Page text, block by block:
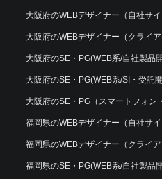
大阪府のWEBデザイナー（自社サ
大阪府のWEBデザイナー（クライ
大阪府のSE・PG(WEB系/自社製品
大阪府のSE・PG(WEB系/SI・受託
大阪府のSE・PG（スマートフォン
福岡県のWEBデザイナー（自社サ
福岡県のWEBデザイナー（クライ
福岡県のSE・PG(WEB系/自社製品